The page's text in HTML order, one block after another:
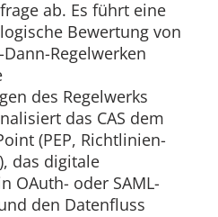
ab. Es führt eine
Bewertung von
Regelwerken
des Regelwerks
das CAS dem
(PEP, Richtlinien-
das digitale
OAuth- oder SAML-
den Datenfluss